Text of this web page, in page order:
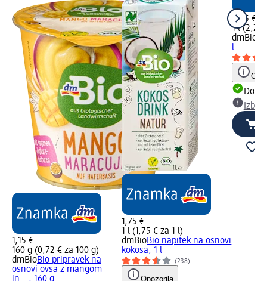
1,15 €
160 g (0,72 € za 100 g)
dmBioBio pripravek na
osnovi ovsa z mangom
1,75 €
1 l (1,75 € za 1 l)
dmBioBio napitek na osnovi
kokosa, 1 l
(238)
Opozorila
2,25 €
1 l (2,25
dmBio
l